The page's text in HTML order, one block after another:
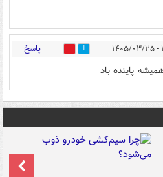
0 پاسخ
پاینده باد